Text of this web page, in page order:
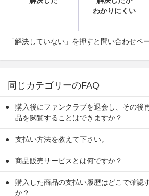
わかりにくい
「解決していない」を押すと問い合わせペ
同じカテゴリーのFAQ
購入後にファンクラブを退会し、その後
品を閲覧することはできますか？
支払い方法を教えて下さい。
商品販売サービスとは何ですか？
購入した商品の支払い履歴はどこで確認
か？